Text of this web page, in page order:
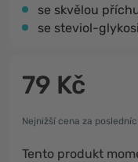
se skvělou
se steviol-
79 Kč
Nejnižší cena za
Tento produkt